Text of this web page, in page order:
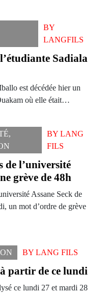
BY
LANGFILS
Sadiala
est décédée hier un
où elle était…
,
BY LANG
FILS
de l’université
grève de 48h
Assane Seck de
un mot d’ordre de grève
BY LANG FILS
partir de ce lundi
ce lundi 27 et mardi 28